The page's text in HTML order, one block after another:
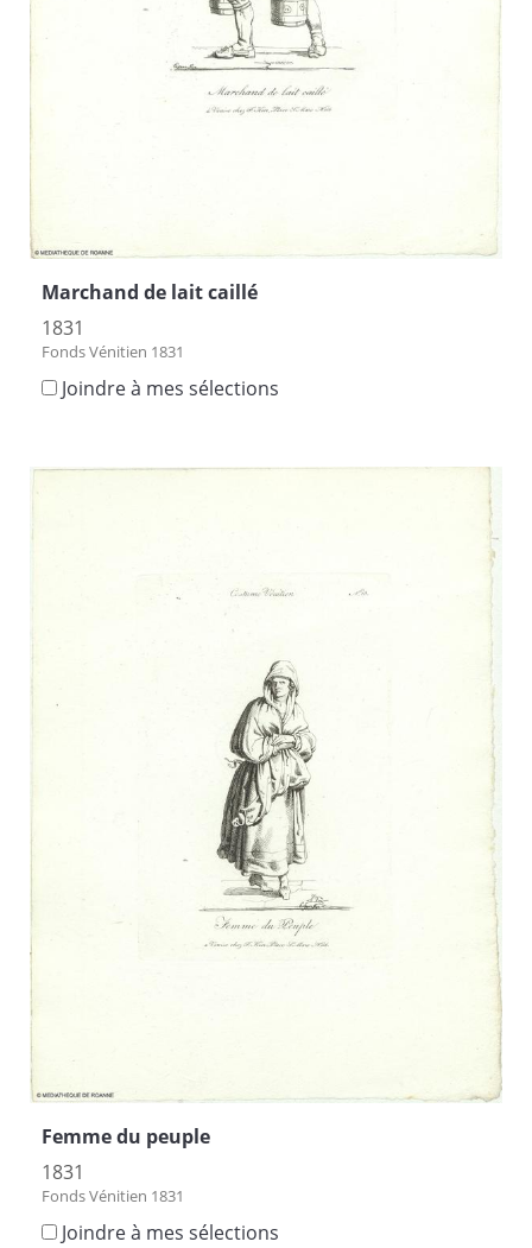
Marchand de lait caillé
1831
Fonds Vénitien 1831
Joindre à mes sélections
Femme du peuple
1831
Fonds Vénitien 1831
Joindre à mes sélections